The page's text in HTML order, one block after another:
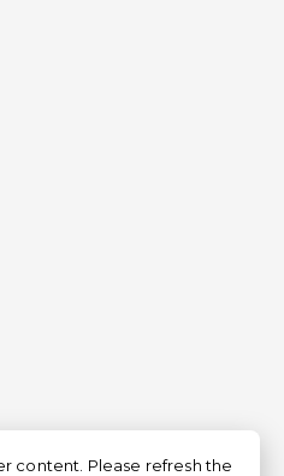
content. Please refresh the